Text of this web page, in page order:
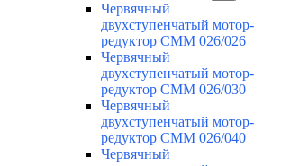
Червячный
двухступенчатый мотор-
редуктор CMM 026/026
Червячный
двухступенчатый мотор-
редуктор CMM 026/030
Червячный
двухступенчатый мотор-
редуктор CMM 026/040
Червячный